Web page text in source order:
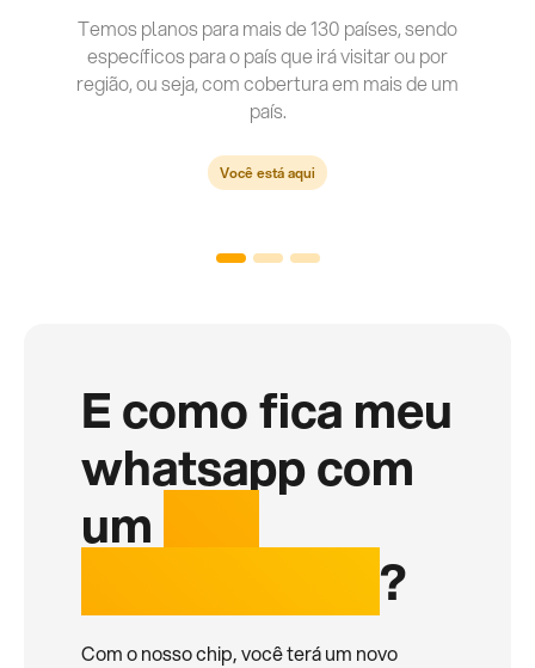
Temos planos para mais de 130 países, sendo
específicos para o país que irá visitar ou por
região, ou seja, com cobertura em mais de um
país.
Você está aqui
E como fica meu
whatsapp com
um
?
Com o nosso chip, você terá um novo